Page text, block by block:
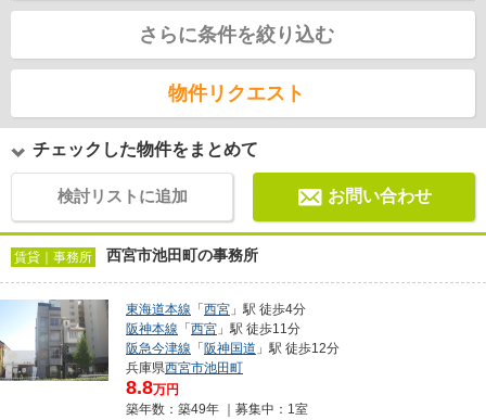
さらに条件を絞り込む
物件リクエスト
チェックした物件をまとめて
検討リストに追加 お問い合わせ
賃貸｜事務所 西宮市池田町の事務所
東海道本線 「 西宮 」駅 徒歩4分
阪神本線 「 西宮 」駅 徒歩11分
阪急今津線 「 阪神国道 」駅 徒歩12分
兵庫県西宮市池田町
8.8万円
築年数：築49年 ｜募集中： 1室